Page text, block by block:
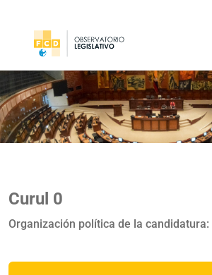
Curul 0
Organización política de la candidatura: